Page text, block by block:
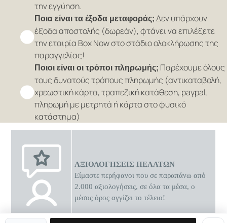
0 διαθέσιμες προσφορές
την εγγύηση.
Ποια είναι τα έξοδα μεταφοράς; Δεν υπάρχουν
έξοδα αποστολής (δωρεάν), φτάνει να επιλέξετε
την εταιρία Box Now στο στάδιο ολοκλήρωσης της
παραγγελίας!
Ποιοι είναι οι τρόποι πληρωμής; Παρέχουμε όλους
τους δυνατούς τρόπους πληρωμής (αντικαταβολή,
χρεωστική κάρτα, τραπεζική κατάθεση, paypal,
πληρωμή με μετρητά ή κάρτα στο φυσικό
κατάστημα)
ΑΞΙΟΛΟΓΗΣΕΙΣ ΠΕΛΑΤΩΝ
Είμαστε περήφανοι που σε παραπάνω από
2.000 αξιολογήσεις, σε όλα τα μέσα, ο
μέσος όρος αγγίζει το τέλειο!